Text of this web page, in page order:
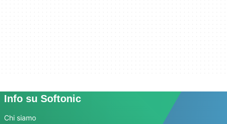
Info su Softonic
Chi siamo